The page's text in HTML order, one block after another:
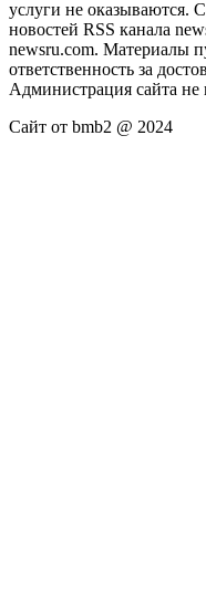
услуги не оказываются.
новостей RSS канала
newsru.com. Материалы
ответственность за
Администрация сайта не
Сайт от bmb2 @ 2024